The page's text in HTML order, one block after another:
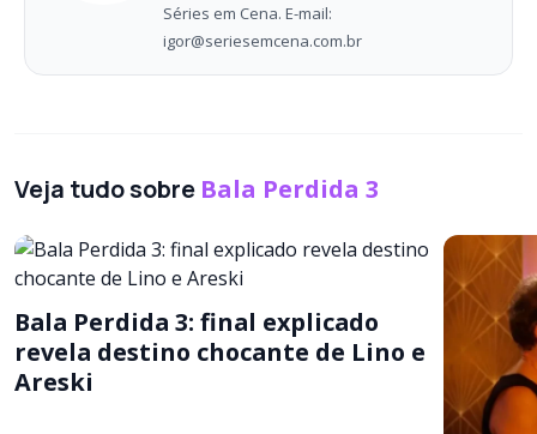
Séries em Cena. E-mail:
igor@seriesemcena.com.br
Veja tudo sobre Bala Perdida 3
Bala Perdida 3: final explicado
revela destino chocante de Lino e
Areski